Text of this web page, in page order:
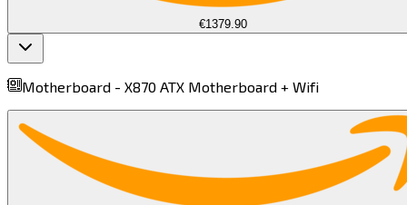
€1379.90
Motherboard - X870 ATX Motherboard + Wifi​​​​‌ ‍ ​‍​‍‌‍ ‌ ​‍‌‍‍‌‌‍‌ ‌‍‍‌‌‍ ‍​‍​‍​ ‍‍​‍​‍‌ ​ ‌‍​‌‌‍ ‍‌‍‍‌‌ ‌​‌ ‍‌​‍ ‍‌‍‍‌‌‍ ​‍​‍​‍ ​​‍​‍‌‍‍​‌ ​‍‌‍‌‌‌‍‌‍​‍​‍​ ‍‍​‍​‍​‍ ‌‍​‌‌‍‌​‌‍ ‌‌‍‍‌‌‍ ‍​‍ ‌‍‍‌‌‍ ‍‌ ‌​‌‍‌‌‌‍ ‍‌ ‌​​‍ ‌‍‌‌‌‍‌​‌‍‍‌‌ ‌​​‍ ‌‍ ‌‌‍ ‌‍‌​‌‍‌‌​ ‌‌ ​​‌ ​‍‌‍‌‌‌ ​ ‌‍‌‌‌‍ ‍‌ ‌​‌‍​‌‌ ‌​‌‍‍‌‌‍ ‌‍ ‍​ ‍ ‌‍‍‌‌‍‌​​ ‌‌‍​‍​ ​‌‌‍​‍​ ​‍​ ​ ‌‍‌​​ ‌​‌‍​ ​‍ ‌‌‍‌​​ ‌‍‌‍‌‌‌‍​ ​‍ ‌​ ‌​​ ‌​​ ‌‍‌‍​‌​‍ ‌​ ‍‌‌‍‌‌​ ​ ​ ​‌​‍ ‌​ ‍​​ ‌‍‌‍‌‌‌‍‌​​ ‌ ​ ​‌‌‍‌‍​ ​​​ ​ ‌‍‌‌‌‍​‍​ ​‌​ ‍ ‌ ‌​‌ ‍‌‌ ​​‌‍‌‌​ ‌‌‍ ‌‌‍ ‌ ‌​‌‍‍​‌‍‌‌‌ ​‍‌‍​‍‌‍ ‌‍​‌‌ ​‍‌‍‌​​ ‍ ‌ ​​‌‍​‌‌ ‌​‌‍‍​​ ‌‌‍ ‍‌‍​‌‌‍ ‌‌‍‌‌​ ‌‍​‍‌‍​‌‌ ​ ‌‍‌‌‌‌‌‌‌ ​‍‌‍ ​​ ‌​‍‌‌​ ​‍‌​‌‍‌‍​‌‌‍‌​‌‍ ‌‌‍‍‌‌‍ ‍​‍‌‍‌‍‍‌‌‍‌​​ ‌‌‍​‍​ ​‌‌‍​‍​ ​‍​ ​ ‌‍‌​​ ‌​‌‍​ ​‍ ‌‌‍‌​​ ‌‍‌‍‌‌‌‍​ ​‍ ‌​ ‌​​ ‌​​ ‌‍‌‍​‌​‍ ‌​ ‍‌‌‍‌‌​ ​ ​ ​‌​‍ ‌​ ‍​​ ‌‍‌‍‌‌‌‍‌​​ ‌ ​ ​‌‌‍‌‍​ ​​​ ​ ‌‍‌‌‌‍​‍​ ​‌​‍‌‍‌ ‌​‌ ‍‌‌ ​​‌‍‌‌​ ‌‌‍ ‌‌‍ ‌ ‌​‌‍‍​‌‍‌‌‌ ​‍‌‍​‍‌‍ ‌‍​‌‌ ​‍‌‍‌​​‍‌‍‌ ​​‌‍​‌‌ ‌​‌‍‍​​ ‌‌‍ ‍‌‍​‌‌‍ ‌‌‍‌‌​‍‌‍‌ ​​‌‍‌‌‌ ​‍‌ ​ ‌ ​​‌‍‌‌‌‍​ ‌ ‌​‌‍‍‌‌ ‌‍‌‍‌‌​ ‌‌ ​​‌ ‌‌‌‍​‍‌‍ ​‌‍‍‌‌ ​ ‌‍‍​‌‍‌‌‌‍‌​​‍​‍‌ ‌